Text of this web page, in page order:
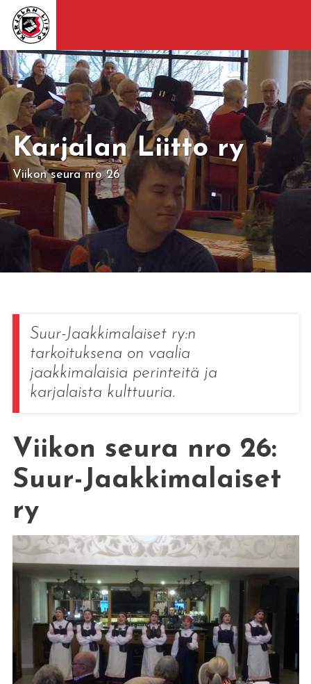
Karjalan Liitto ry
Viikon seura nro 26
Suur-Jaakkimalaiset ry:n
tarkoituksena on vaalia
jaakkimalaisia perinteitä ja
karjalaista kulttuuria.
Viikon seura nro 26:
Suur-Jaakkimalaiset
ry